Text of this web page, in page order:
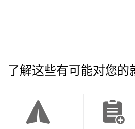
了解这些有可能对您的